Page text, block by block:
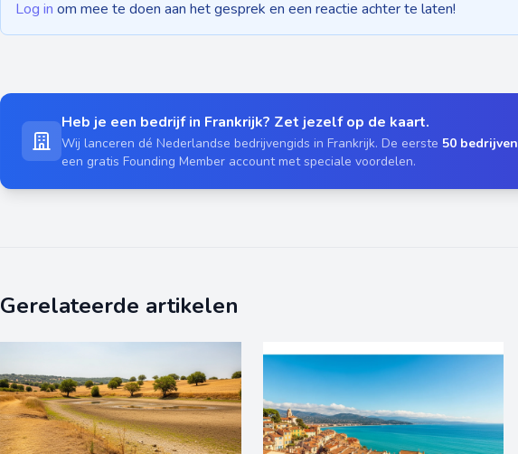
Log in om mee te doen aan het gesprek en een reactie achter te laten!
Heb je een bedrijf in Frankrijk? Zet jezelf op de kaart.
Wij lanceren dé Nederlandse bedrijvengids in Frankrijk. De eerste 50 bedrijven
een gratis Founding Member account met speciale voordelen.
Gerelateerde artikelen